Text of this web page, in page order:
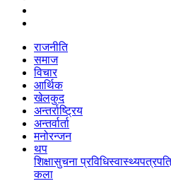
राजनीति
समाज
विचार
आर्थिक
खेलकुद
अन्तर्राष्ट्रिय
अन्तर्वार्ता
मनोरन्जन
थप
शिक्षासुचना प्रविधिस्वास्थ्य
कला